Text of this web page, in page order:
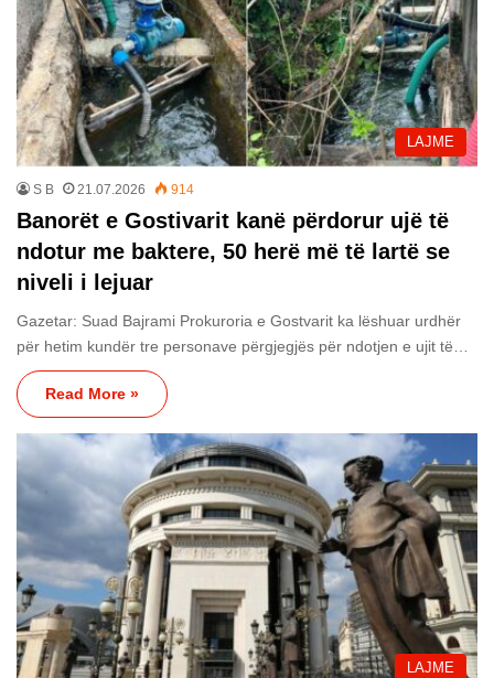
LAJME
S B 21.07.2026 914
Banorët e Gostivarit kanë përdorur ujë të
ndotur me baktere, 50 herë më të lartë se
niveli i lejuar
Gazetar: Suad Bajrami Prokuroria e Gostvarit ka lëshuar urdhër
për hetim kundër tre personave përgjegjës për ndotjen e ujit të…
Read More »
LAJME